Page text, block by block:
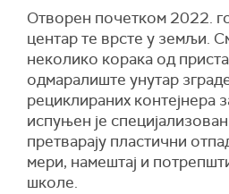
Отворен почетком 2022.
центар те врсте у земљи.
неколико корака од
одмаралиште унутар
рециклираних контејнера
испуњен је
претварају пластични
мери, намештај и
школе.